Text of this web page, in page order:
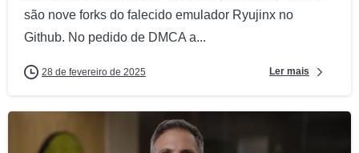
são nove forks do falecido emulador Ryujinx no
Github. No pedido de DMCA a...
28 de fevereiro de 2025 Ler mais